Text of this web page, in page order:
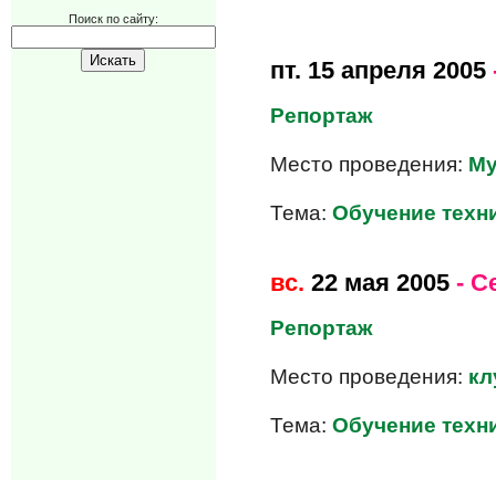
Поиск по сайту:
пт. 15 апреля 2005
Репортаж
Место проведения:
Тема:Обучение
вс. 22 мая 2005 -
Репортаж
Место проведения:
Тема:Обучение